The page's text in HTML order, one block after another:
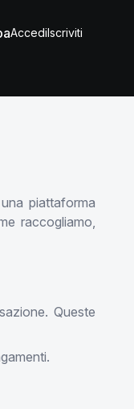
AccediIscriviti
piattaforma
raccogliamo,
Queste